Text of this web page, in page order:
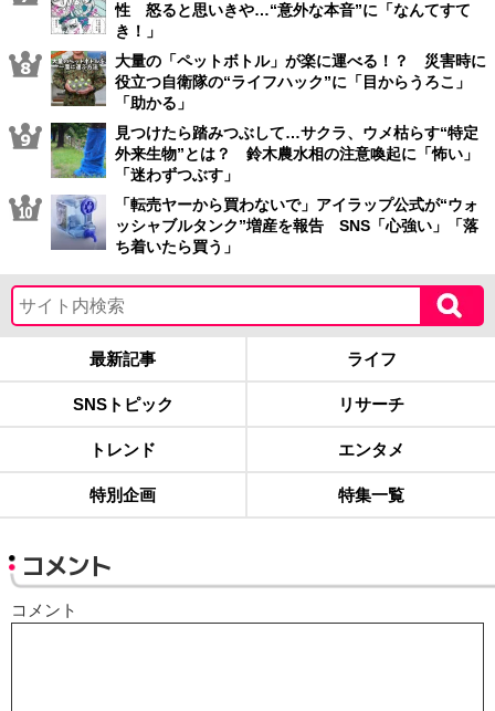
性 怒ると思いきや…“意外な本音”に「なんてすて
き！」
大量の「ペットボトル」が楽に運べる！？ 災害時に
役立つ自衛隊の“ライフハック”に「目からうろこ」
「助かる」
見つけたら踏みつぶして…サクラ、ウメ枯らす“特定
外来生物”とは？ 鈴木農水相の注意喚起に「怖い」
「迷わずつぶす」
「転売ヤーから買わないで」アイラップ公式が“ウォ
ッシャブルタンク”増産を報告 SNS「心強い」「落
ち着いたら買う」
最新記事 ライフ
SNSトピック リサーチ
トレンド エンタメ
特別企画 特集一覧
コメント
コメント